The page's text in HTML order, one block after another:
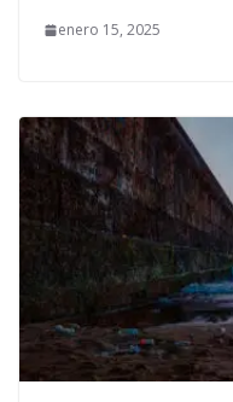
enero 15, 2025